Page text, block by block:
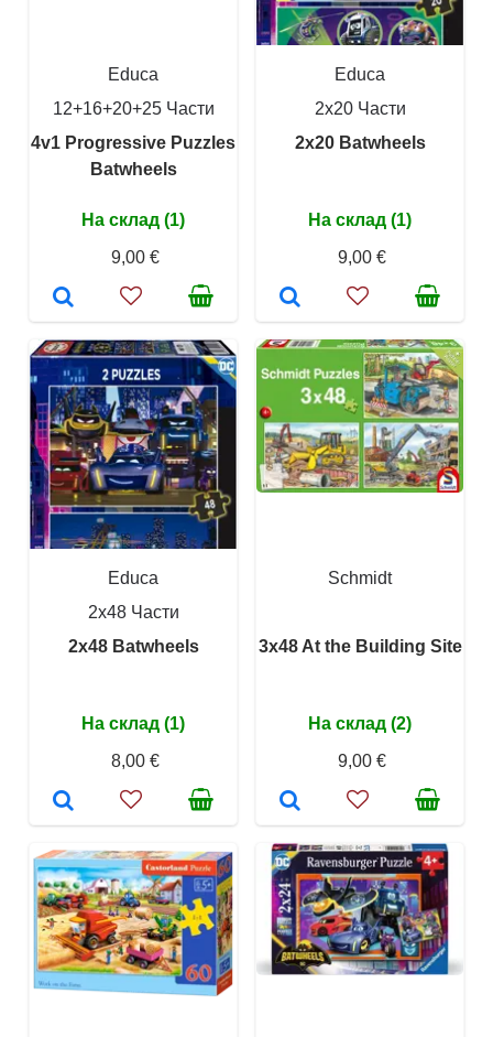
Educa
12+16+20+25 Части
4v1 Progressive Puzzles
Batwheels
На склад (1)
9,00 €
Educa
2x20 Части
2x20 Batwheels
На склад (1)
9,00 €
Educa
2x48 Части
2x48 Batwheels
На склад (1)
8,00 €
Schmidt
3x48 At the Building Site
На склад (2)
9,00 €